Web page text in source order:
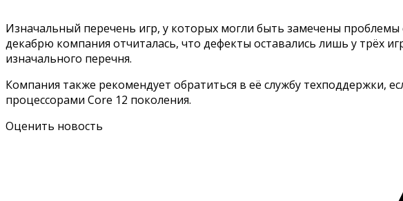
Изначальный перечень игр, у которых могли быть замечены
декабрю компания отчиталась, что дефекты оставались лишь у трёх
изначального перечня.
Компания также рекомендует обратиться в её службу техподдержки,
процессорами Core 12 поколения.
Оценить новость